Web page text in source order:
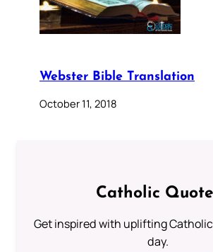
Webster Bible Translation
October 11, 2018
Catholic
Get inspired with uplifting
day.